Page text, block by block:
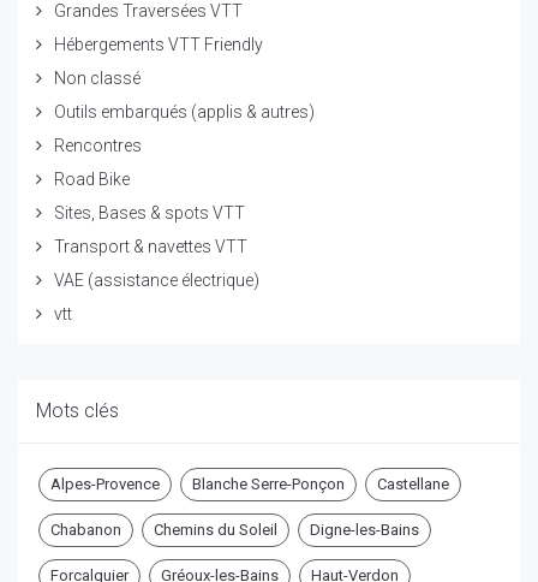
Grandes Traversées VTT
Hébergements VTT Friendly
Non classé
Outils embarqués (applis & autres)
Rencontres
Road Bike
Sites, Bases & spots VTT
Transport & navettes VTT
VAE (assistance électrique)
vtt
Mots clés
Alpes-Provence Blanche Serre-Ponçon Castellane
Chabanon Chemins du Soleil Digne-les-Bains
Forcalquier Gréoux-les-Bains Haut-Verdon